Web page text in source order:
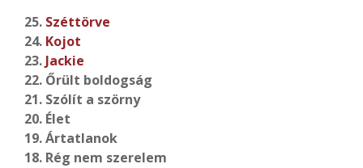
25. Széttörve
24. Kojot
23. Jackie
22. Őrült boldogság
21. Szólít a szörny
20. Élet
19. Ártatlanok
18. Rég nem szerelem